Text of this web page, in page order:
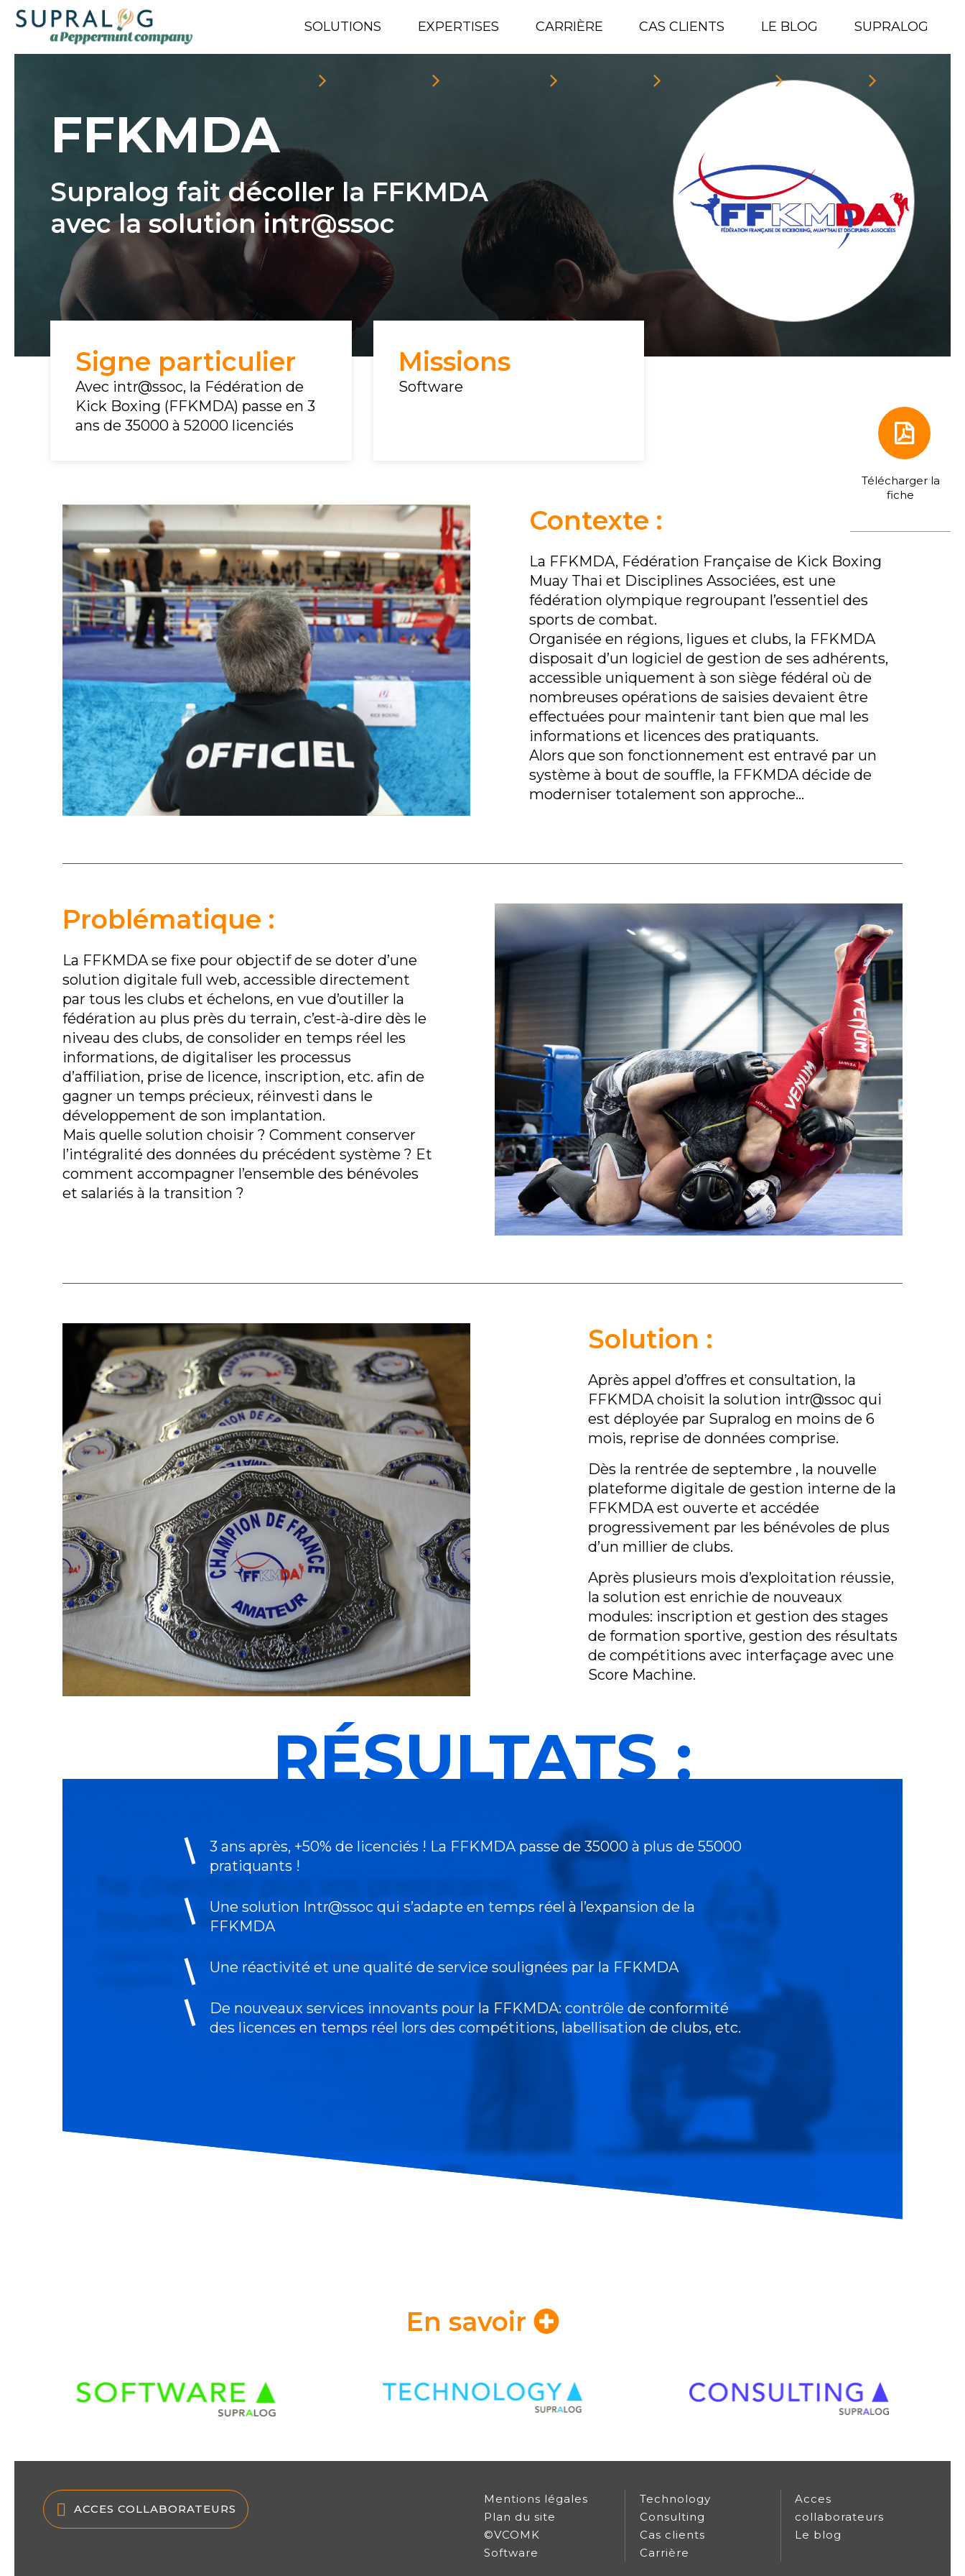
SOLUTIONS EXPERTISES CARRIÈRE CAS CLIENTS LE BLOG SUPRALOG
FFKMDA
Supralog fait décoller la FFKMDA
avec la solution intr@ssoc
Signe particulier
Avec intr@ssoc, la Fédération de
Kick Boxing (FFKMDA) passe en 3
ans de 35000 à 52000 licenciés
Missions
Software
Télécharger la
fiche
Contexte :
La FFKMDA, Fédération Française de Kick Boxing
Muay Thai et Disciplines Associées, est une
fédération olympique regroupant l’essentiel des
sports de combat.
Organisée en régions, ligues et clubs, la FFKMDA
disposait d’un logiciel de gestion de ses adhérents,
accessible uniquement à son siège fédéral où de
nombreuses opérations de saisies devaient être
effectuées pour maintenir tant bien que mal les
informations et licences des pratiquants.
Alors que son fonctionnement est entravé par un
système à bout de souffle, la FFKMDA décide de
moderniser totalement son approche…
Problématique :
La FFKMDA se fixe pour objectif de se doter d’une
solution digitale full web, accessible directement
par tous les clubs et échelons, en vue d’outiller la
fédération au plus près du terrain, c’est-à-dire dès le
niveau des clubs, de consolider en temps réel les
informations, de digitaliser les processus
d’affiliation, prise de licence, inscription, etc. afin de
gagner un temps précieux, réinvesti dans le
développement de son implantation.
Mais quelle solution choisir ? Comment conserver
l’intégralité des données du précédent système ? Et
comment accompagner l’ensemble des bénévoles
et salariés à la transition ?
Solution :
Après appel d’offres et consultation, la
FFKMDA choisit la solution intr@ssoc qui
est déployée par Supralog en moins de 6
mois, reprise de données comprise.
Dès la rentrée de septembre , la nouvelle
plateforme digitale de gestion interne de la
FFKMDA est ouverte et accédée
progressivement par les bénévoles de plus
d’un millier de clubs.
Après plusieurs mois d’exploitation réussie,
la solution est enrichie de nouveaux
modules: inscription et gestion des stages
de formation sportive, gestion des résultats
de compétitions avec interfaçage avec une
Score Machine.
RÉSULTATS :
3 ans après, +50% de licenciés ! La FFKMDA passe de 35000 à plus de 55000
pratiquants !
Une solution Intr@ssoc qui s’adapte en temps réel à l’expansion de la
FFKMDA
Une réactivité et une qualité de service soulignées par la FFKMDA
De nouveaux services innovants pour la FFKMDA: contrôle de conformité
des licences en temps réel lors des compétitions, labellisation de clubs, etc.
En savoir
ACCES COLLABORATEURS
Mentions légales
Plan du site
©VCOMK
Software
Technology
Consulting
Cas clients
Carrière
Acces
collaborateurs
Le blog